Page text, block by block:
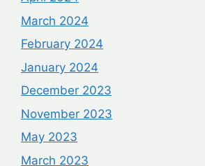
March 2024
February 2024
January 2024
December 2023
November 2023
May 2023
March 2023